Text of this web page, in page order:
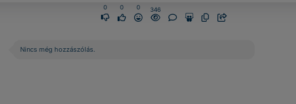
0 0 0 346
Nincs még hozzászólás.